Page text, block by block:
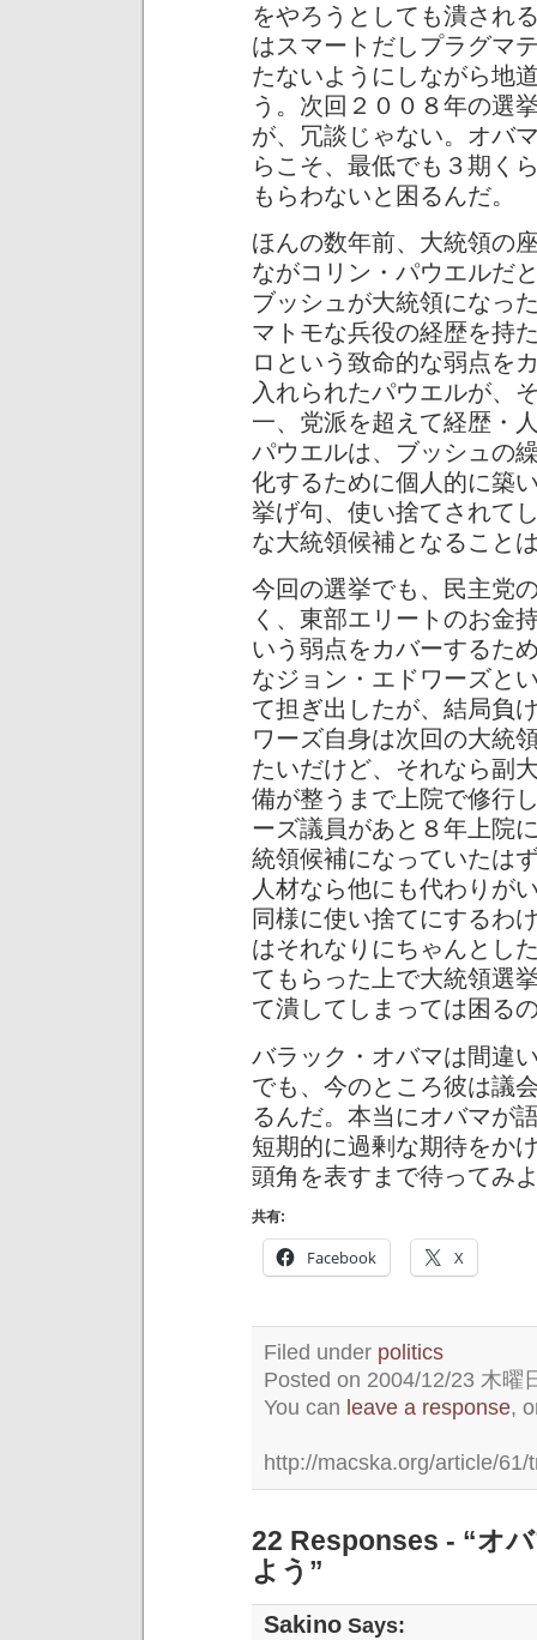
をやろうとしても潰され
はスマートだしプラグマ
たないようにしながら地
う。次回２００８年の選
が、冗談じゃない。オバ
らこそ、最低でも３期く
もらわないと困るんだ。
ほんの数年前、大統領の
ながコリン・パウエルだ
ブッシュが大統領になっ
マトモな兵役の経歴を持
ロという致命的な弱点を
入れられたパウエルが、
一、党派を超えて経歴・
パウエルは、ブッシュの
化するために個人的に築
挙げ句、使い捨てされて
な大統領候補となること
今回の選挙でも、民主党
く、東部エリートのお金
いう弱点をカバーするた
なジョン・エドワーズと
て担ぎ出したが、結局負
ワーズ自身は次回の大統
たいだけど、それなら副
備が整うまで上院で修行
ーズ議員があと８年上院
統領候補になっていたは
人材なら他にも代わりが
同様に使い捨てにするわ
はそれなりにちゃんとし
てもらった上で大統領選
て潰してしまっては困る
バラック・オバマは間違
でも、今のところ彼は議
るんだ。本当にオバマが
短期的に過剰な期待をか
頭角を表すまで待ってみ
共有:
Facebook X
Filed under politics
Posted on 2004/12/23 木曜
You can leave a response,
http://macska.org/article/61/
22 Responses - “オ
よう”
Sakino Says: